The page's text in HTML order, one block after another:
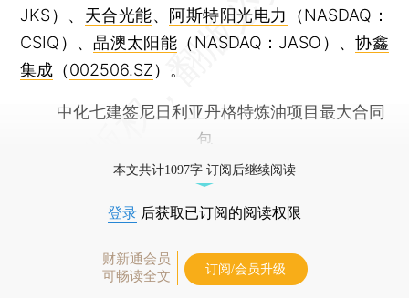
JKS）、 天合光能、 阿斯特阳光电力
（NASDAQ：
CSIQ）、晶澳太阳能 （NASDAQ：JASO）、协鑫
集成 （002506.SZ）。
中化七建签尼日利亚丹格特炼油项目最大合同
包
本文共计1097字 订阅后继续阅读
登录 后获取已订阅的阅读权限
财新通会员
可畅读全文
订阅/会员升级